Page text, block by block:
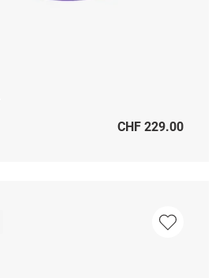
CHF 229.00